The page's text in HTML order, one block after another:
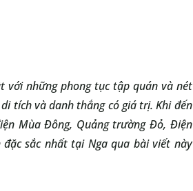
với những phong tục tập quán và nét
tích và danh thắng có giá trị. Khi đến
Mùa Đông, Quảng trường Đỏ, Điện
sắc nhất tại Nga qua bài viết này